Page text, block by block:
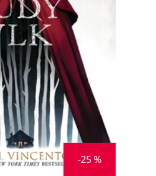
-25 %
SOUBORY
Marketingové
soubory
umožňují základní funkce webových
a správa účtu. Webové stránky nelze
cookie správně používat.
/
Vyprší